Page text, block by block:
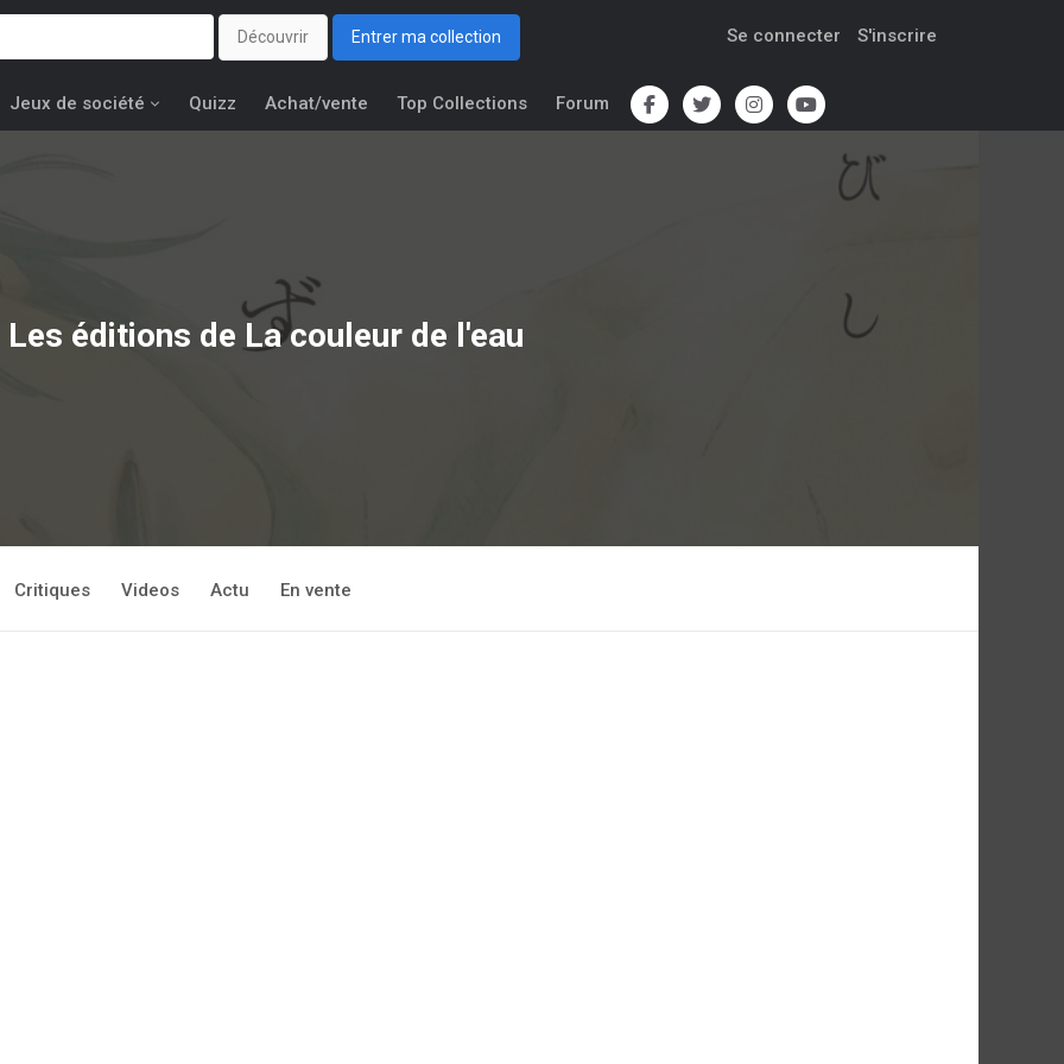
Découvrir Entrer ma collection Se connecter S'inscrire
Jeux de société Quizz Achat/vente Top Collections Forum
Les éditions de La couleur de l'eau
Critiques Videos Actu En vente